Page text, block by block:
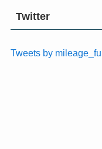
Twitter
Tweets by